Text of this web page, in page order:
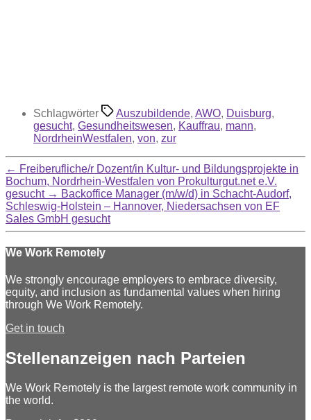
Schlagwörter Auszubildende, AWO, Duisburg,
gesucht, Gesundheitswesen, Kauffrau, mann,
NordrheinWestfalen, von, zur
← Freiberufliche/r Dozent/in Kultur- und Bildungsprojekte in
Bochum, Nordrhein-Westfalen von Prokulturgut.net e.V.
gesucht → Backoffice Manager (m/w/d) in Schacht-Audorf,
Schleswig-Holstein – Hannover, Niedersachsen von EF
Sales GmbH gesucht
We Work Remotely
We strongly encourage employers to embrace diversity,
equity, and inclusion as fundamental values when hiring
through We Work Remotely.
Get in touch
Stellenanzeigen nach Parteien
We Work Remotely is the largest remote work community in
the world.